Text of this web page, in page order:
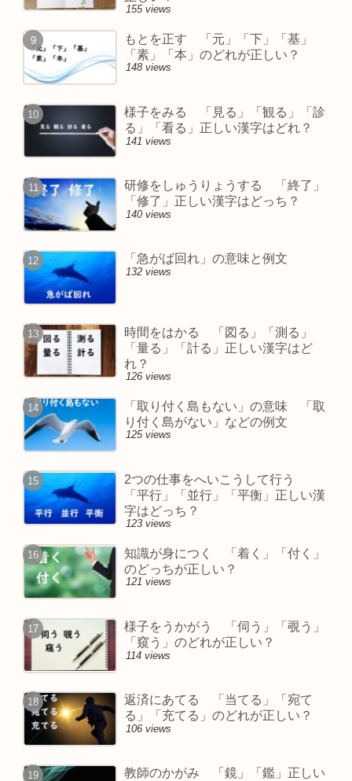
155 views
もとを正す 「元」「下」「基」
「素」「本」のどれが正しい？
148 views
様子をみる 「見る」「観る」「診
る」「看る」正しい漢字はどれ？
141 views
研修をしゅうりょうする 「終了」
「修了」正しい漢字はどっち？
140 views
「急がば回れ」の意味と例文
132 views
時間をはかる 「図る」「測る」
「量る」「計る」正しい漢字はど
れ？
126 views
「取り付く島もない」の意味 「取
り付く島がない」などの例文
125 views
2つの仕事をへいこうして行う
「平行」「並行」「平衡」正しい漢
字はどっち？
123 views
知識が身につく 「着く」「付く」
のどっちが正しい？
121 views
様子をうかがう 「伺う」「覗う」
「窺う」のどれが正しい？
114 views
返済にあてる 「当てる」「宛て
る」「充てる」のどれが正しい？
106 views
教師のかがみ 「鏡」「鑑」正しい